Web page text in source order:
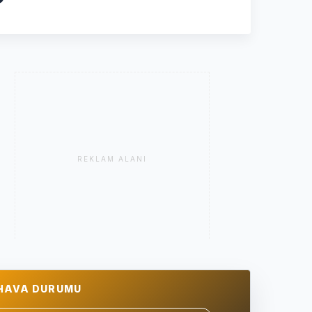
REKLAM ALANI
DURUMU